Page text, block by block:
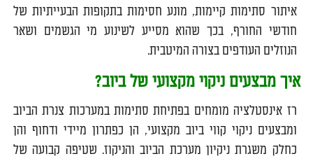
איתור סתימות קיימות, מונע חסימות בתקופות הבעייתיות של
חודשי החורף, בכך שהוא מסייע לשינוע מי הגשמים ושאר
הנוזלים העודפים בצורה המיטבית.
איך מבצעים ניקוי מקצועי של ביוב?
רז אינסטלציה מומחים בפתיחת סתימות במערכות צנרת הביוב
ומבצעים ניקוי קווי ביוב מקצועי, הן כפתרון מיידי ודחוף והן
כחלק משגרת ניקיון מערכת הביוב והניקוז. שטיפה קבועה של